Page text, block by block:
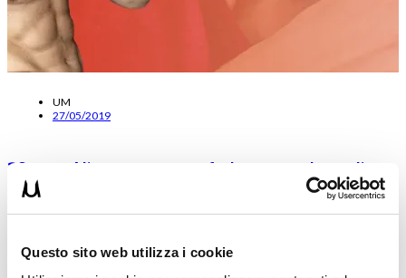
Questo sito web utilizza i cookie
UM
27/05/2019
❓Sgarro Alimentare: posso farlo sempre dopo gli
Allenamenti
Leggi tutto